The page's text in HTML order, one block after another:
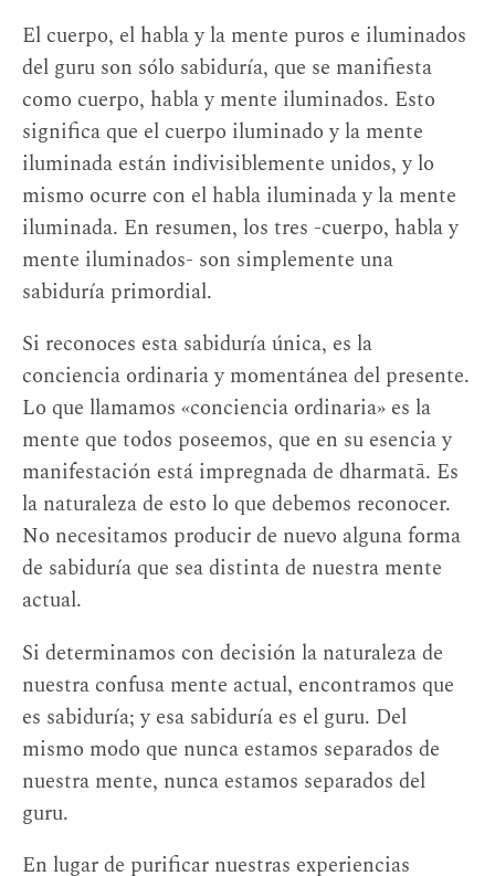
El cuerpo, el habla y la mente puros e iluminados
del guru son sólo sabiduría, que se manifiesta
como cuerpo, habla y mente iluminados. Esto
significa que el cuerpo iluminado y la mente
iluminada están indivisiblemente unidos, y lo
mismo ocurre con el habla iluminada y la mente
iluminada. En resumen, los tres -cuerpo, habla y
mente iluminados- son simplemente una
sabiduría primordial.
Si reconoces esta sabiduría única, es la
conciencia ordinaria y momentánea del presente.
Lo que llamamos «conciencia ordinaria» es la
mente que todos poseemos, que en su esencia y
manifestación está impregnada de dharmatā. Es
la naturaleza de esto lo que debemos reconocer.
No necesitamos producir de nuevo alguna forma
de sabiduría que sea distinta de nuestra mente
actual.
Si determinamos con decisión la naturaleza de
nuestra confusa mente actual, encontramos que
es sabiduría; y esa sabiduría es el guru. Del
mismo modo que nunca estamos separados de
nuestra mente, nunca estamos separados del
guru.
En lugar de purificar nuestras experiencias